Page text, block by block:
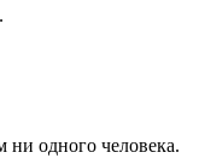
ни одного человека.